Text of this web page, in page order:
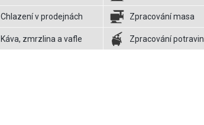
Chlazení v prodejnách Zpracování masa
Káva, zmrzlina a vafle Zpracování potravin